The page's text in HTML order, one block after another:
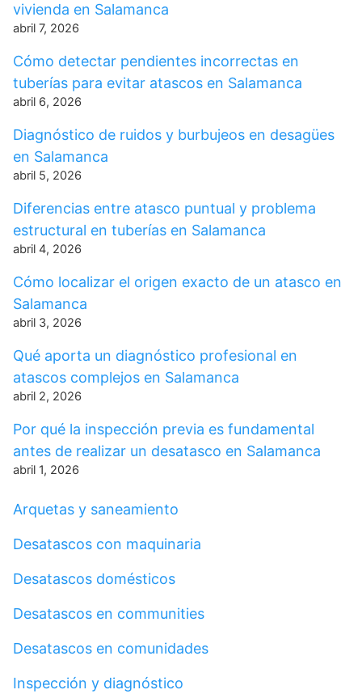
vivienda en Salamanca
abril 7, 2026
Cómo detectar pendientes incorrectas en
tuberías para evitar atascos en Salamanca
abril 6, 2026
Diagnóstico de ruidos y burbujeos en desagües
en Salamanca
abril 5, 2026
Diferencias entre atasco puntual y problema
estructural en tuberías en Salamanca
abril 4, 2026
Cómo localizar el origen exacto de un atasco en
Salamanca
abril 3, 2026
Qué aporta un diagnóstico profesional en
atascos complejos en Salamanca
abril 2, 2026
Por qué la inspección previa es fundamental
antes de realizar un desatasco en Salamanca
abril 1, 2026
Arquetas y saneamiento
Desatascos con maquinaria
Desatascos domésticos
Desatascos en communities
Desatascos en comunidades
Inspección y diagnóstico